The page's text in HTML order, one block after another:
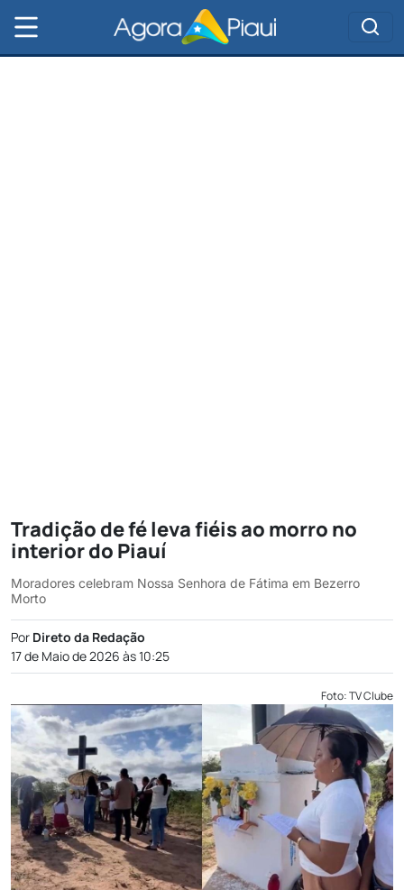
Tradição de fé leva fiéis ao morro no
interior do Piauí
Moradores celebram Nossa Senhora de Fátima em Bezerro
Morto
Por Direto da Redação
17 de Maio de 2026 às 10:25
Foto: TV Clube